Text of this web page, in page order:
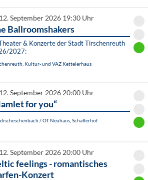
September 2026 19:30 Uhr
Ballroomshakers
& Konzerte der Stadt Tirschenreuth
2027:
Kultur- und VAZ Kettelerhaus
September 2026 20:00 Uhr
for you“
/ OT Neuhaus, Schafferhof
September 2026 20:00 Uhr
feelings - romantisches
Konzert